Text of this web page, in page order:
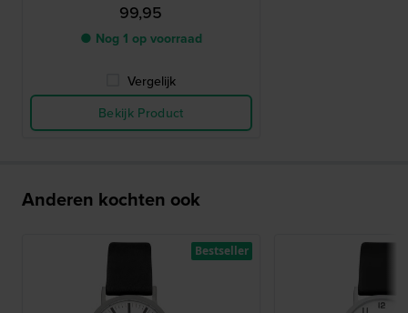
99,95
● Nog 1 op voorraad
Vergelijk
Bekijk Product
Anderen kochten ook
Bestseller